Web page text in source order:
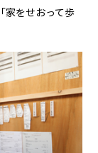
家をせおって歩